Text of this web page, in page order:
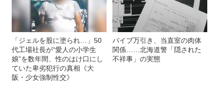
「ジェルを股に塗られ…」50
代工場社長が“愛人の小学生
娘”を数年間、性のはけ口にし
ていた卑劣犯行の真相《大
阪・少女強制性交》
バイブ万引き、当直室の肉体
関係……北海道警「隠された
不祥事」の実態